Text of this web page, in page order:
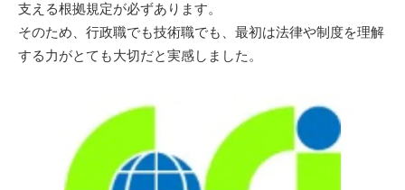
支える根拠規定が必ずあります。
そのため、行政職でも技術職でも、最初は法律や制度を理解
する力がとても大切だと実感しました。